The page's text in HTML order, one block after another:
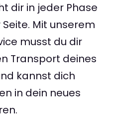
dir in jeder Phase
Mit unserem
musst du dir
Transport deines
kannst dich
in dein neues